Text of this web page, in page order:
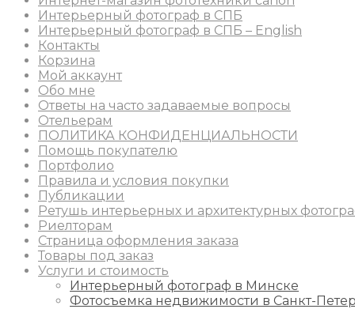
Интерьерный фотограф в СПБ
Интерьерный фотограф в СПБ – English
Контакты
Корзина
Мой аккаунт
Обо мне
Ответы на часто задаваемые вопросы
Отельерам
ПОЛИТИКА КОНФИДЕНЦИАЛЬНОСТИ
Помощь покупателю
Портфолио
Правила и условия покупки
Публикации
Ретушь интерьерных и архитектурных
Риелторам
Страница оформления заказа
Товары под заказ
Услуги и стоимость
Интерьерный фотограф в Минске
Фотосъемка недвижимости в Санкт-